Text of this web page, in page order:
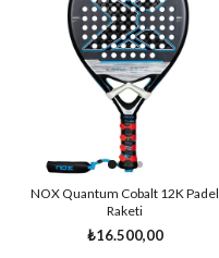
NOX Quantum Cobalt 12K Padel
Raketi
₺16.500,00